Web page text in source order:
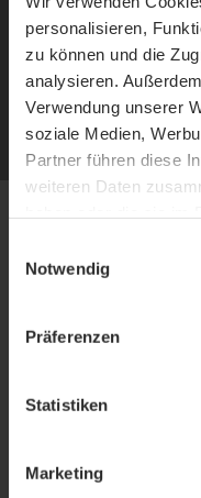
personalisieren,
zu können und die
analysieren.
Verwendung unserer
soziale Medien,
Partner führen diese
weiteren Daten
Notwendig
Präferenzen
Statistiken
Marketing